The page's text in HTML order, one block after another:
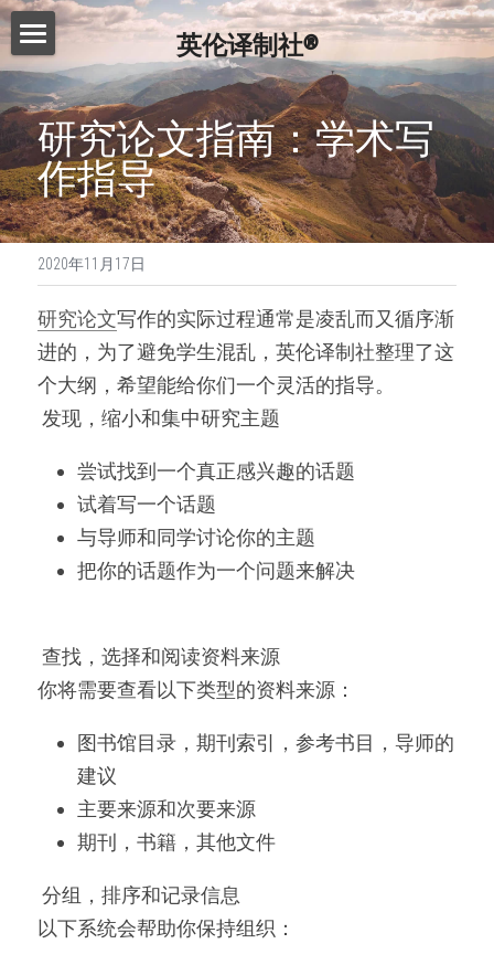
英伦译制社®
首页
服务介绍
Essay代写
Dissertation代写
Proofreading
论文修改服务
演讲文稿代写
留学申请资料
工作简历制作
代码&分析工具
出版与商业写作
费用查询
写作指南
写作技巧
免费模板
常见问题
精英招募
联系我们
微信客服：ESSAYEXPERT-
SERVICE
研究论文指南：学术写
作指导
2020年11月17日
研究论文写作的实际过程通常是凌乱而又循序渐
进的，为了避免学生混乱，英伦译制社整理了这
个大纲，希望能给你们一个灵活的指导。
发现，缩小和集中研究主题
尝试找到一个真正感兴趣的话题
试着写一个话题
与导师和同学讨论你的主题
把你的话题作为一个问题来解决
查找，选择和阅读资料来源
你将需要查看以下类型的资料来源：
图书馆目录，期刊索引，参考书目，导师的
建议
主要来源和次要来源
期刊，书籍，其他文件
分组，排序和记录信息
以下系统会帮助你保持组织：